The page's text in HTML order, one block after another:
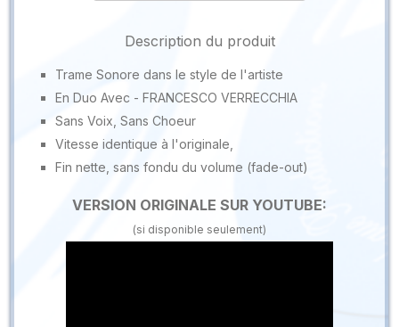
Description du produit
Trame Sonore dans le style de l'artiste
En Duo Avec - FRANCESCO VERRECCHIA
Sans Voix, Sans Choeur
Vitesse identique à l'originale,
Fin nette, sans fondu du volume (fade-out)
VERSION ORIGINALE SUR YOUTUBE:
(si disponible seulement)